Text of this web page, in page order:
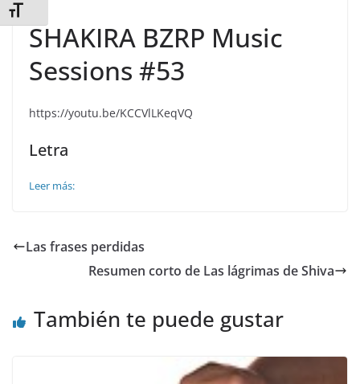
Alternar tamaño de letra
SHAKIRA BZRP Music
Sessions #53
https://youtu.be/KCCVlLKeqVQ
Letra
Leer más:
Las frases perdidas
Resumen corto de Las lágrimas de Shiva
También te puede gustar